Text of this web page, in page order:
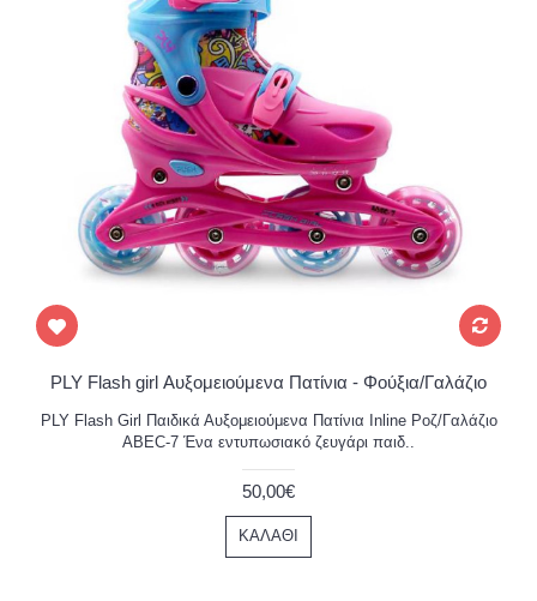
PLY Flash girl Αυξομειούμενα Πατίνια - Φούξια/Γαλάζιο
PLY Flash Girl Παιδικά Αυξομειούμενα Πατίνια Inline Ροζ/Γαλάζιο
ABEC-7 Ένα εντυπωσιακό ζευγάρι παιδ..
50,00€
ΚΑΛΆΘΙ